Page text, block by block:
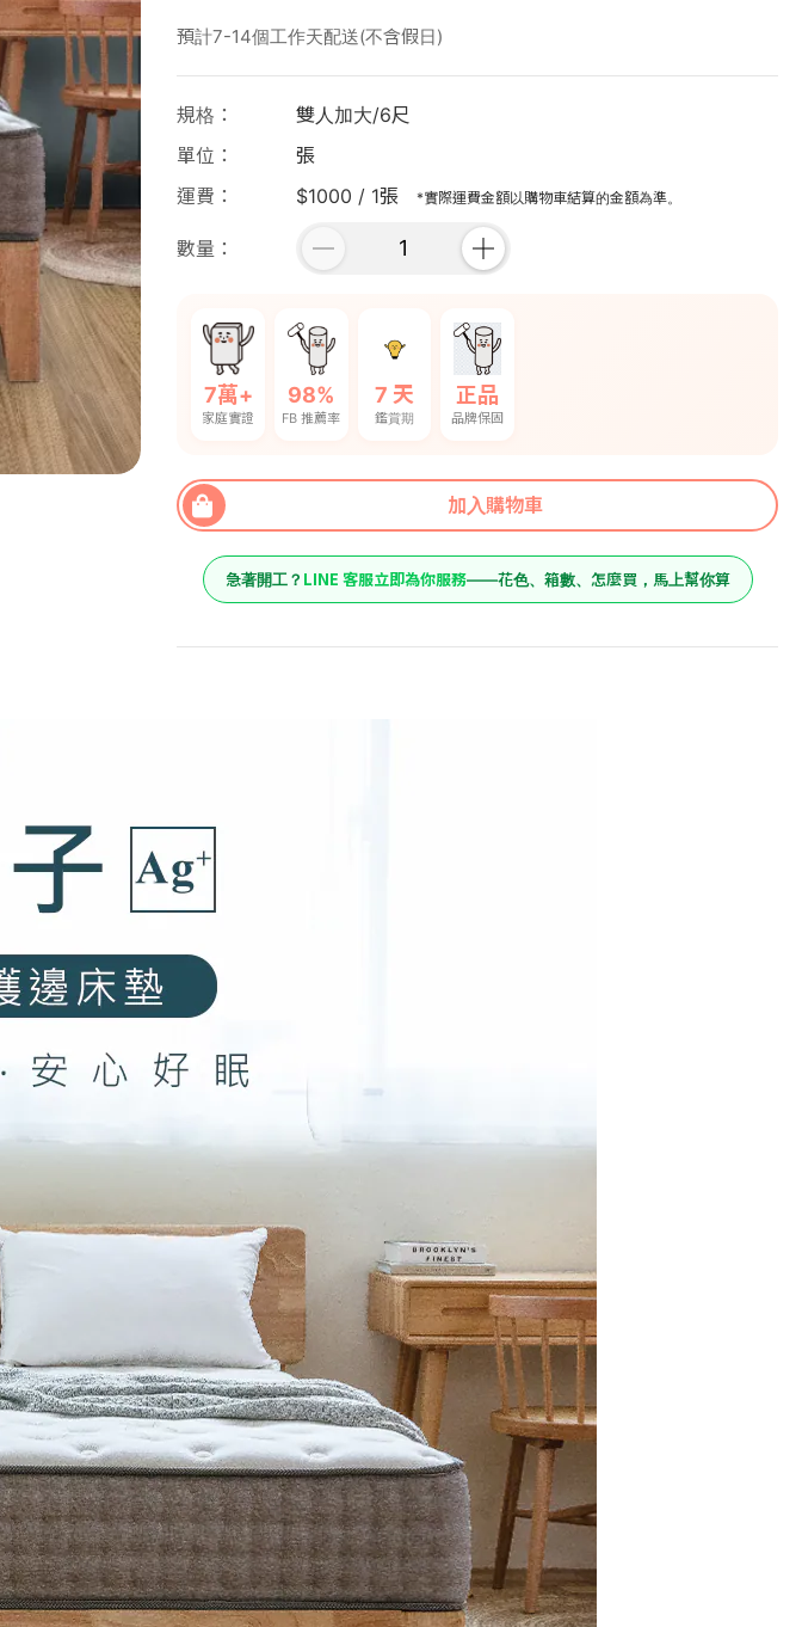
預計7-14個工作天配送(不含假日)
規格
雙人加大/6尺
單位
張
運費
$1000 / 1張 *實際運費金額以購物車結算的金額為準。
數量
7萬+
家庭實證
98%
FB 推薦率
7 天
鑑賞期
正品
品牌保固
加入購物車
急著開工？ LINE 客服立即為你服務——花色、箱數、怎麼買，馬上幫你算
26900